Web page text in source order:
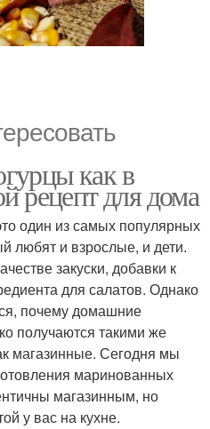
как в
рецепт для дома
один из самых популярных
любят и взрослые, и дети.
закуски, добавки к
для салатов. Однако
почему домашние
получаются такими же
магазинные. Сегодня мы
маринованных
магазинным, но
у вас на кухне.